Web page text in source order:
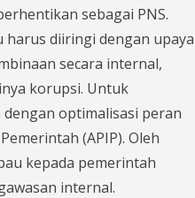
sebagai PNS.
diiringi dengan upaya
secara internal,
korupsi. Untuk
optimalisasi peran
(APIP). Oleh
kepada pemerintah
internal.